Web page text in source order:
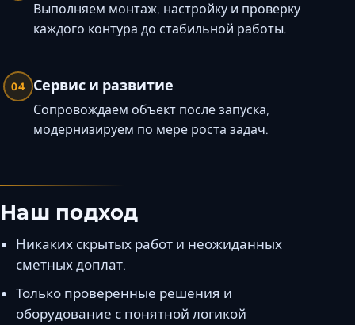
Выполняем монтаж, настройку и проверку
каждого контура до стабильной работы.
04 Сервис и развитие
Сопровождаем объект после запуска,
модернизируем по мере роста задач.
Наш подход
Никаких скрытых работ и неожиданных
сметных доплат.
Только проверенные решения и
оборудование с понятной логикой